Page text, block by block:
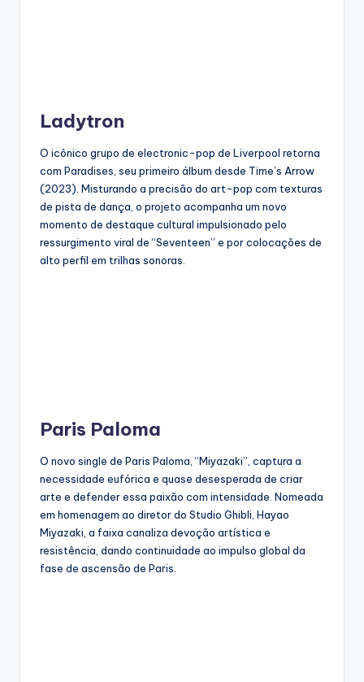
Ladytron
O icônico grupo de electronic-pop de Liverpool retorna
com Paradises, seu primeiro álbum desde Time’s Arrow
(2023). Misturando a precisão do art-pop com texturas
de pista de dança, o projeto acompanha um novo
momento de destaque cultural impulsionado pelo
ressurgimento viral de “Seventeen” e por colocações de
alto perfil em trilhas sonoras.
Paris Paloma
O novo single de Paris Paloma, “Miyazaki”, captura a
necessidade eufórica e quase desesperada de criar
arte e defender essa paixão com intensidade. Nomeada
em homenagem ao diretor do Studio Ghibli, Hayao
Miyazaki, a faixa canaliza devoção artística e
resistência, dando continuidade ao impulso global da
fase de ascensão de Paris.